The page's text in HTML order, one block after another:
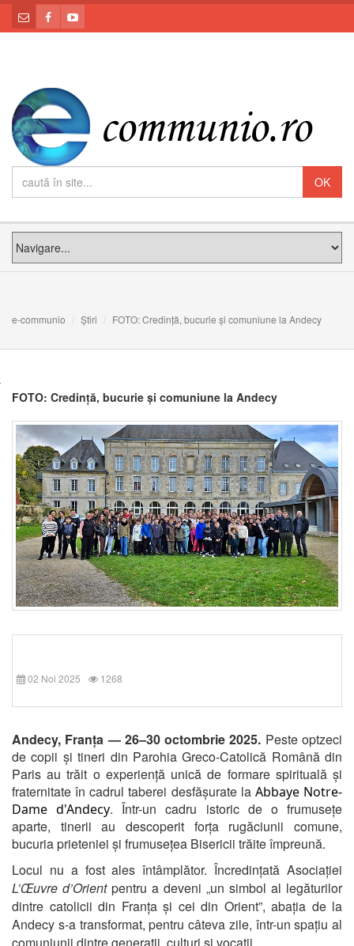
e-communio Știri FOTO: Credință, bucurie și comuniune la Andecy
FOTO: Credință, bucurie și comuniune la Andecy
02 Noi 2025 1268
Andecy, Franța — 26–30 octombrie 2025. Peste optzeci
de copii și tineri din Parohia Greco-Catolică Română din
Paris au trăit o experiență unică de formare spirituală și
fraternitate în cadrul taberei desfășurate la Abbaye Notre-
Dame d'Andecy. Într-un cadru istoric de o frumusețe
aparte, tinerii au descoperit forța rugăciunii comune,
bucuria prieteniei și frumusețea Bisericii trăite împreună.
Locul nu a fost ales întâmplător. Încredințată Asociației
L’Œuvre d’Orientpentru a deveni „un simbol al legăturilor
dintre catolicii din Franța și cei din Orient”, abația de la
Andecy s-a transformat, pentru câteva zile, într-un spațiu al
comuniunii dintre generații, culturi și vocații.